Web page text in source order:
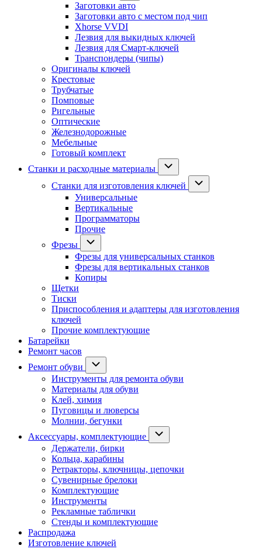
Заготовки авто
Заготовки авто с местом под чип
Xhorse VVDI
Лезвия для выкидных ключей
Лезвия для Смарт-ключей
Транспондеры (чипы)
Оригиналы ключей
Крестовые
Трубчатые
Помповые
Ригельные
Оптические
Железнодорожные
Мебельные
Готовый комплект
Станки и расходные материалы
Станки для изготовления ключей
Универсальные
Вертикальные
Программаторы
Прочие
Фрезы
Фрезы для универсальных станков
Фрезы для вертикальных станков
Копиры
Щетки
Тиски
Приспособления и адаптеры для изготовления
ключей
Прочие комплектующие
Батарейки
Ремонт часов
Ремонт обуви
Инструменты для ремонта обуви
Материалы для обуви
Клей, химия
Пуговицы и люверсы
Молнии, бегунки
Аксессуары, комплектующие
Держатели, бирки
Кольца, карабины
Ретракторы, ключницы, цепочки
Сувенирные брелоки
Комплектующие
Инструменты
Рекламные таблички
Стенды и комплектующие
Распродажа
Изготовление ключей